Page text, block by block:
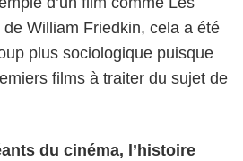
William Friedkin, cela a été
plus sociologique puisque
films à traiter du sujet de
du cinéma, l’histoire